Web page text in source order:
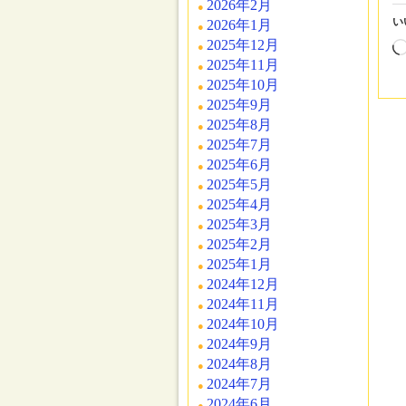
い
2026年2月
2026年1月
2025年12月
2025年11月
2025年10月
2025年9月
2025年8月
2025年7月
2025年6月
2025年5月
2025年4月
2025年3月
2025年2月
2025年1月
2024年12月
2024年11月
2024年10月
2024年9月
2024年8月
2024年7月